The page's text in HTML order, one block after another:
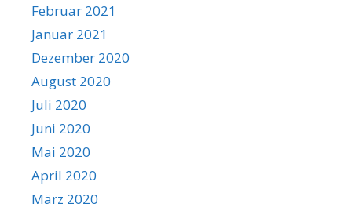
Februar 2021
Januar 2021
Dezember 2020
August 2020
Juli 2020
Juni 2020
Mai 2020
April 2020
März 2020